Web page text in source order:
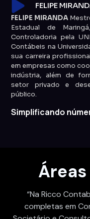
FELIPE
FELIPE MIRANDA
Estadual de
Controladoria pela
Contábeis na
sua carreira
em empresas como
indústria, além de
setor privado e
público.
Simplificando
“Na Ricco
completas em